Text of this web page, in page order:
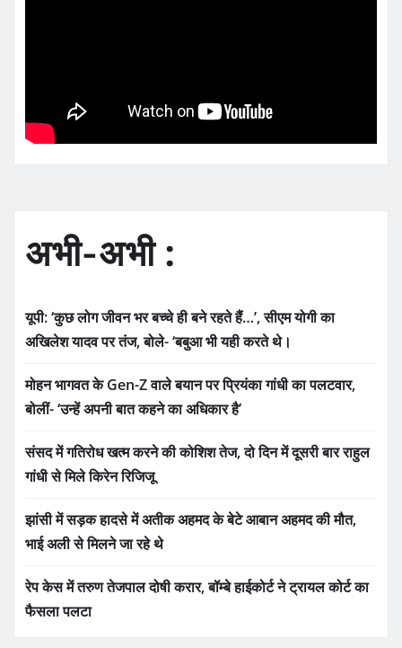
अभी-अभी :
यूपी: ‘कुछ लोग जीवन भर बच्चे ही बने रहते हैं…’, सीएम योगी का
अखिलेश यादव पर तंज, बोले- ‘बबुआ भी यही करते थे।
मोहन भागवत के Gen-Z वाले बयान पर प्रियंका गांधी का पलटवार,
बोलीं- ‘उन्हें अपनी बात कहने का अधिकार है’
संसद में गतिरोध खत्म करने की कोशिश तेज, दो दिन में दूसरी बार राहुल
गांधी से मिले किरेन रिजिजू
झांसी में सड़क हादसे में अतीक अहमद के बेटे आबान अहमद की मौत,
भाई अली से मिलने जा रहे थे
रेप केस में तरुण तेजपाल दोषी करार, बॉम्बे हाईकोर्ट ने ट्रायल कोर्ट का
फैसला पलटा